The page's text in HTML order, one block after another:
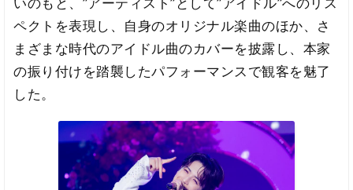
いのもと、”アーティスト”として”アイドル”へのリス
ペクトを表現し、自身のオリジナル楽曲のほか、さ
まざまな時代のアイドル曲のカバーを披露し、本家
の振り付けを踏襲したパフォーマンスで観客を魅了
した。